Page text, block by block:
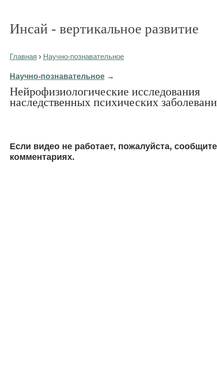
Инсай - вертикальное развитие
Главная › Научно-познавательное
Научно-познавательное →
Нейрофизиологические исследования
наследственных психических
Eсли видео не работает, пожалуйста,
комментариях.